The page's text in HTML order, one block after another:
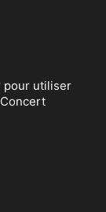
pour utiliser